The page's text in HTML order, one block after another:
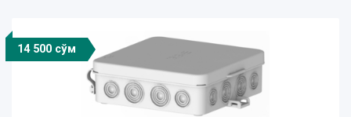
14 500 сўм